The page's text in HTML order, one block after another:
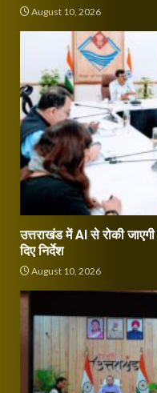
August 10, 2026
उत्तराखंड में AI से रोकी
दिए निर्देश
August 10, 2026